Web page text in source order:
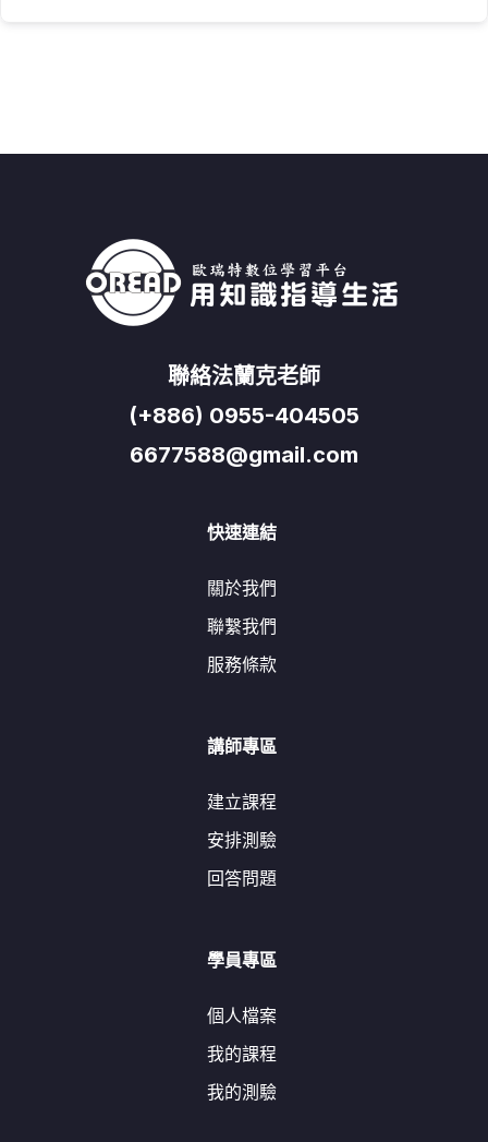
聯絡法蘭克老師
(+886) 0955-404505
6677588@gmail.com
快速連結
關於我們
聯繫我們
服務條款
講師專區
建立課程
安排測驗
回答問題
學員專區
個人檔案
我的課程
我的測驗